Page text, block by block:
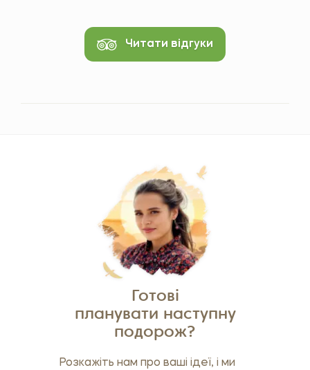
Читати відгуки
Готові
планувати наступну
подорож?
Розкажіть нам про ваші ідеї, і ми